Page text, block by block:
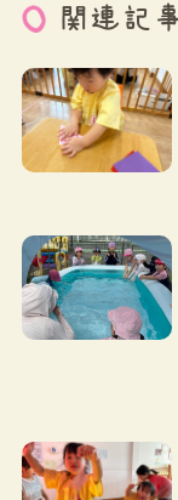
関連記